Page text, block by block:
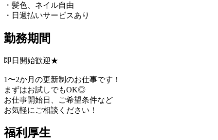
・髪色、ネイル自由
・日週払いサービスあり
勤務期間
即日開始歓迎★
1〜2か月の更新制のお仕事です！
まずはお試しでもOK◎
お仕事開始日、ご希望条件など
お気軽にご相談ください！
福利厚生